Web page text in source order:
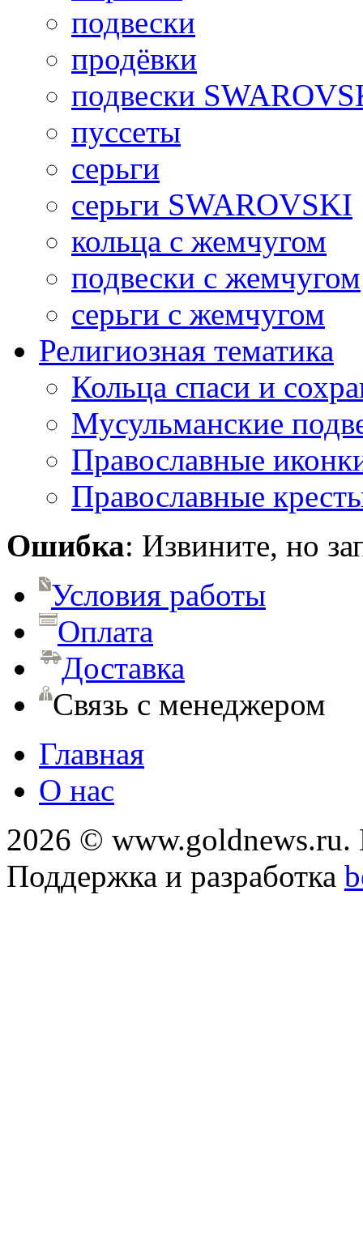
подвески
продёвки
подвески
пуссеты
серьги
серьги SWAROVSKI
кольца с жемчугом
подвески с жемчугом
серьги с жемчугом
Религиозная тематика
Кольца спаси и
Мусульманские
Православные
Православные
Ошибка: Извините, но
Условия работы
Оплата
Доставка
Связь с менеджером
Главная
О нас
2026 ©
Поддержка и разработка